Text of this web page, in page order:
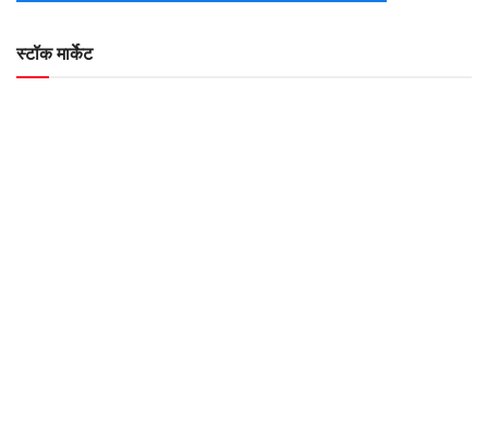
स्टॉक मार्केट